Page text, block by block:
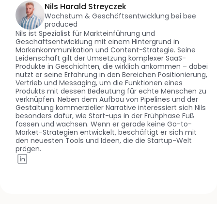
Nils Harald Streyczek
Wachstum & Geschäftsentwicklung bei bee
produced
Nils ist Spezialist für Markteinführung und
Geschäftsentwicklung mit einem Hintergrund in
Markenkommunikation und Content-Strategie. Seine
Leidenschaft gilt der Umsetzung komplexer SaaS-
Produkte in Geschichten, die wirklich ankommen – dabei
nutzt er seine Erfahrung in den Bereichen Positionierung,
Vertrieb und Messaging, um die Funktionen eines
Produkts mit dessen Bedeutung für echte Menschen zu
verknüpfen. Neben dem Aufbau von Pipelines und der
Gestaltung kommerzieller Narrative interessiert sich Nils
besonders dafür, wie Start-ups in der Frühphase Fuß
fassen und wachsen. Wenn er gerade keine Go-to-
Market-Strategien entwickelt, beschäftigt er sich mit
den neuesten Tools und Ideen, die die Startup-Welt
prägen.